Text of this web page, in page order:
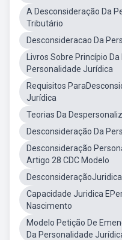
A Desconsideração Da
Tributário
Desconsideracao Da
Livros Sobre Princípio
Personalidade Jurídica
Requisitos
Jurídica
Teorias Da
Desconsideração Da
Desconsideração
Artigo 28 CDC Modelo
Capacidade Juridica
Nascimento
Modelo Petição De
Da Personalidade